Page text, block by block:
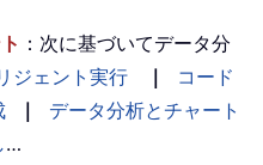
：次に基づいてデータ分
ジェント実行 ｜
コード
｜
データ分析とチャート
…